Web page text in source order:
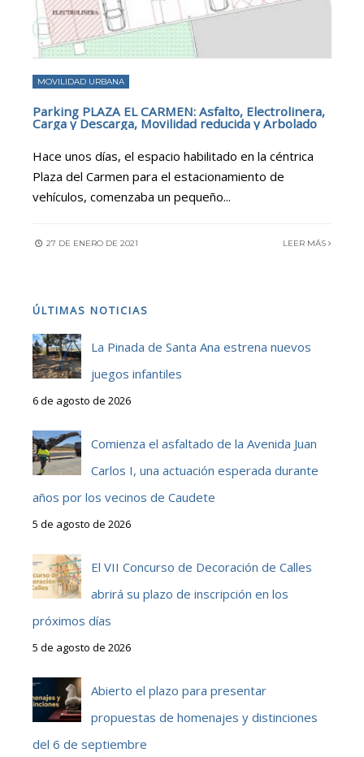
MOVILIDAD URBANA
Parking PLAZA EL CARMEN: Asfalto, Electrolinera,
Carga y Descarga, Movilidad reducida y Arbolado
Hace unos días, el espacio habilitado en la céntrica
Plaza del Carmen para el estacionamiento de
vehículos, comenzaba un pequeño...
27 DE ENERO DE 2021 LEER MÁS
ÚLTIMAS NOTICIAS
La Pinada de Santa Ana estrena nuevos
juegos infantiles
6 de agosto de 2026
Comienza el asfaltado de la Avenida Juan
Carlos I, una actuación esperada durante
años por los vecinos de Caudete
5 de agosto de 2026
El VII Concurso de Decoración de Calles
abrirá su plazo de inscripción en los
próximos días
5 de agosto de 2026
Abierto el plazo para presentar
propuestas de homenajes y distinciones
del 6 de septiembre